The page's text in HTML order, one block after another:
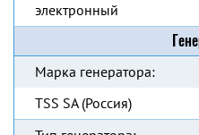
электронный
Марка генератора:
TSS SA (Россия)